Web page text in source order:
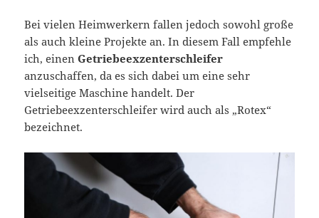
Bei vielen Heimwerkern fallen jedoch sowohl große
als auch kleine Projekte an. In diesem Fall empfehle
ich, einenGetriebeexzenterschleifer
anzuschaffen, da es sich dabei um eine sehr
vielseitige Maschine handelt. Der
Getriebeexzenterschleifer wird auch als „Rotex“
bezeichnet.